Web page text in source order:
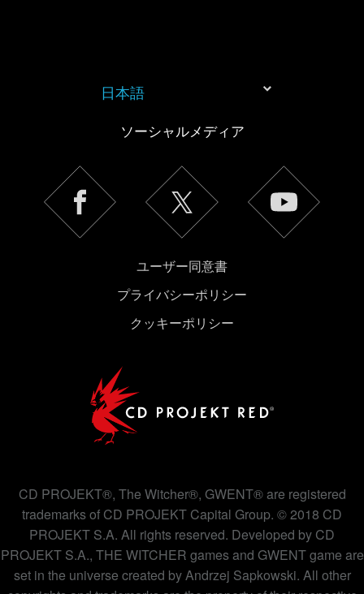
日本語
ソーシャルメディア
ユーザー同意書
プライバシーポリシー
クッキーポリシー
CD PROJEKT®, The Witcher®, GWENT® are registered
trademarks of CD PROJEKT Capital Group. © 2018 CD
PROJEKT S.A. All rights reserved. Developed by CD
PROJEKT S.A., THE WITCHER games and GWENT game are
set in the universe created by Andrzej Sapkowski. All other